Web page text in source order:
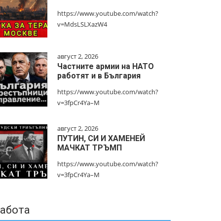
https://www.youtube.com/watch?
v=MdsLSLXazW4
август 2, 2026
Частните армии на НАТО
работят и в България
https://www.youtube.com/watch?
v=3fpCr4Ya–M
август 2, 2026
ПУТИН, СИ И ХАМЕНЕЙ
МАЧКАТ ТРЪМП
https://www.youtube.com/watch?
v=3fpCr4Ya–M